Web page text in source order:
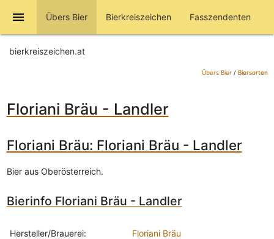
menu Übers Bier Bierkreiszeichen Fasszendenten
bierkreiszeichen.at
Übers Bier/ Biersorten
Floriani Bräu - Landler
Floriani Bräu: Floriani Bräu - Landler
Bier aus Oberösterreich.
Bierinfo Floriani Bräu - Landler
Hersteller/Brauerei: Floriani Bräu